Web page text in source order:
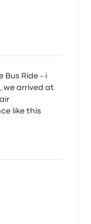
Bus Ride - i
we arrived at
like this